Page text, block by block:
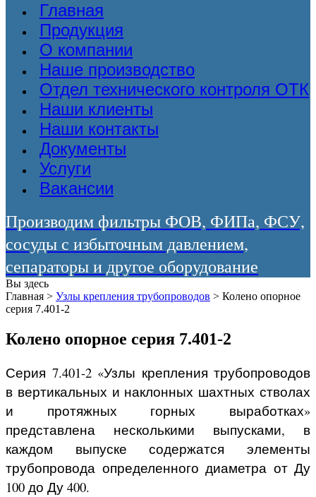
Главная
Продукция
О компании
Наше производство
Отдел технического контроля ОТК
Наши клиенты
Наши контакты
Документы
Услуги
Вакансии
Производим фильтры ФОВ, ФИПа, ФСУ,
сосуды с избыточным давлением,
сепараторы и другое оборудование
Вы здесь
Главная > Узлы крепления трубопроводов > Колено опорное
серия 7.401-2
Колено опорное серия 7.401-2
Серия 7.401-2 «Узлы крепления трубопроводов
в вертикальных и наклонных шахтных стволах
и протяжных горных выработках»
представлена несколькими выпусками, в
каждом выпуске содержатся элементы
трубопровода определенного диаметра от Ду
100 до Ду 400.